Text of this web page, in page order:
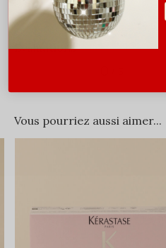
Évaluations
Vous pourriez aussi aimer...